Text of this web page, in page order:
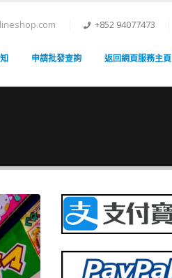
+852 94077473
申請批發查詢 返回網頁服務主頁